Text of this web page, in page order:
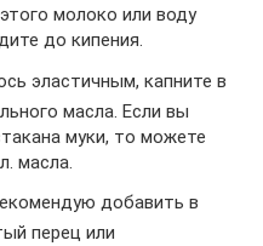
молоко или воду
до кипения.
эластичным, капните в
масла. Если вы
муки, то можете
масла.
добавить в
перец или